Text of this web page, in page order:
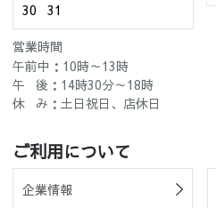
30
31
営業時間
午前中：10時～13時
午 後：14時30分～18時
休 み：土日祝日、店休日
ご利用について
企業情報